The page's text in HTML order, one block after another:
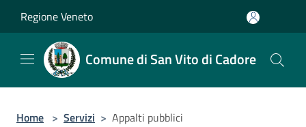
Regione Veneto
Comune di San Vito di Cadore
Home > Servizi > Appalti pubblici